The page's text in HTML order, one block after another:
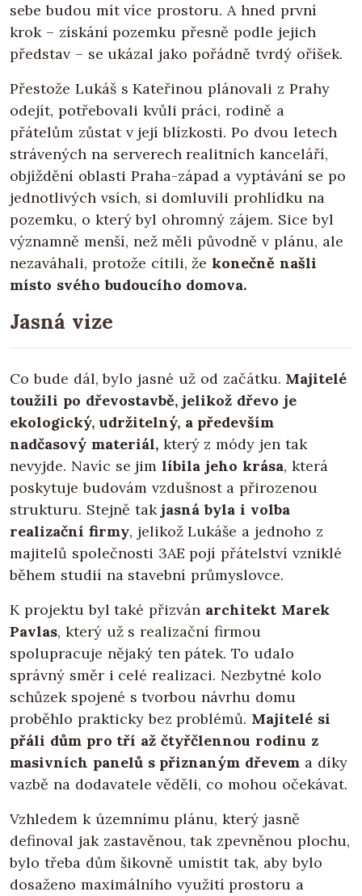
sebe budou mít více prostoru. A hned první
krok – získání pozemku přesně podle jejich
představ – se ukázal jako pořádně tvrdý oříšek.
Přestože Lukáš s Kateřinou plánovali z Prahy
odejít, potřebovali kvůli práci, rodině a
přátelům zůstat v její blízkosti. Po dvou letech
strávených na serverech realitních kanceláří,
objíždění oblasti Praha-západ a vyptávání se po
jednotlivých vsích, si domluvili prohlídku na
pozemku, o který byl ohromný zájem. Sice byl
významně menší, než měli původně v plánu, ale
nezaváhali, protože cítili, že konečně našli
místo svého budoucího domova.
Jasná vize
Co bude dál, bylo jasné už od začátku. Majitelé
toužili po dřevostavbě, jelikož dřevo je
ekologický, udržitelný, a především
nadčasový materiál,který z módy jen tak
nevyjde. Navíc se jimlíbila jeho krása, která
poskytuje budovám vzdušnost a přirozenou
strukturu. Stejně takjasná byla i volba
realizační firmy, jelikož Lukáše a jednoho z
majitelů společnosti 3AE pojí přátelství vzniklé
během studií na stavební průmyslovce.
K projektu byl také přizván architekt Marek
Pavlas, který už s realizační firmou
spolupracuje nějaký ten pátek. To udalo
správný směr i celé realizaci. Nezbytné kolo
schůzek spojené s tvorbou návrhu domu
proběhlo prakticky bez problémů. Majitelé si
přáli dům pro tří až čtyřčlennou rodinu z
masivních panelů s přiznaným dřevem a díky
vazbě na dodavatele věděli, co mohou očekávat.
Vzhledem k územnímu plánu, který jasně
definoval jak zastavěnou, tak zpevněnou plochu,
bylo třeba dům šikovně umístit tak, aby bylo
dosaženo maximálního využití prostoru a